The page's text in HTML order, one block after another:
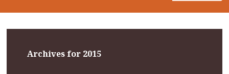
Archives for 2015